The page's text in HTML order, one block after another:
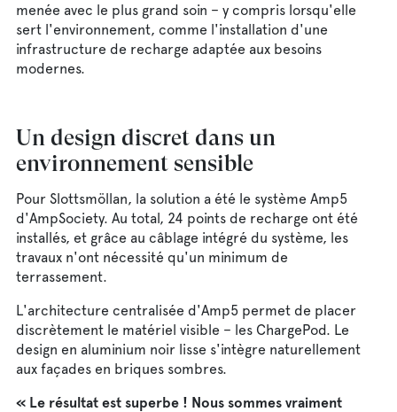
menée avec le plus grand soin – y compris lorsqu'elle
sert l'environnement, comme l'installation d'une
infrastructure de recharge adaptée aux besoins
modernes.
Un design discret dans un
environnement sensible
Pour Slottsmöllan, la solution a été le système Amp5
d'AmpSociety. Au total, 24 points de recharge ont été
installés, et grâce au câblage intégré du système, les
travaux n'ont nécessité qu'un minimum de
terrassement.
L'architecture centralisée d'Amp5 permet de placer
discrètement le matériel visible – les ChargePod. Le
design en aluminium noir lisse s'intègre naturellement
aux façades en briques sombres.
« Le résultat est superbe ! Nous sommes vraiment